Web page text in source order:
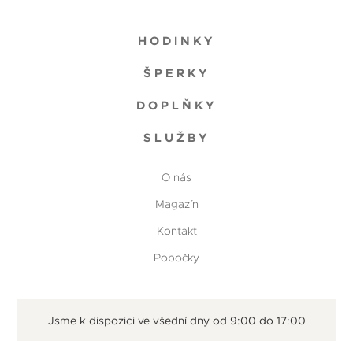
HODINKY
ŠPERKY
DOPLŇKY
SLUŽBY
O nás
Magazín
Kontakt
Pobočky
Jsme k dispozici ve všední dny od 9:00 do 17:00